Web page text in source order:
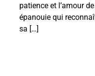
patience et l’amour
épanouie qui
sa […]